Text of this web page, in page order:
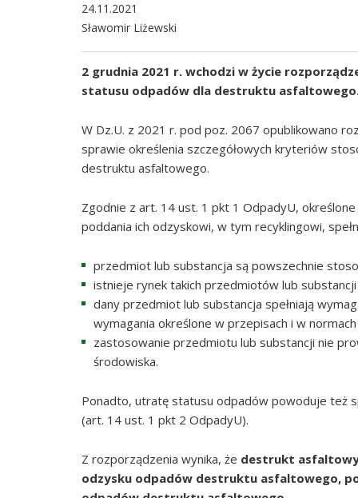
24.11.2021
Sławomir Liżewski
2 grudnia 2021 r. wchodzi w życie
statusu odpadów dla destruktu
W Dz.U. z 2021 r. pod poz. 2067 opublikowano
sprawie określenia szczegółowych kryteriów
destruktu asfaltowego.
Zgodnie z art. 14 ust. 1 pkt 1 OdpadyU,
poddania ich odzyskowi, w tym recyklingowi,
przedmiot lub substancja są powszechnie
istnieje rynek takich przedmiotów lub
dany przedmiot lub substancja spełniają
wymagania określone w przepisach i w
zastosowanie przedmiotu lub substancji nie
środowiska.
Ponadto, utratę statusu odpadów powoduje też
(art. 14 ust. 1 pkt 2 OdpadyU).
Z rozporządzenia wynika, że destrukt
odzysku odpadów destruktu asfaltowego,